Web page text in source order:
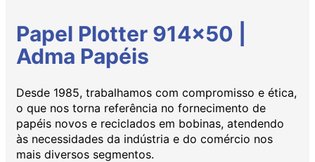
Papel Plotter 914x50 |
Adma Papéis
Desde 1985, trabalhamos com compromisso e ética,
o que nos torna referência no fornecimento de
papéis novos e reciclados em bobinas, atendendo
às necessidades da indústria e do comércio nos
mais diversos segmentos.